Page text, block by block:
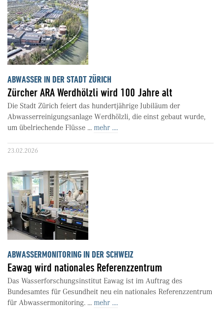
ABWASSER IN DER STADT ZÜRICH
Zürcher ARA Werdhölzli wird 100 Jahre alt
Die Stadt Zürich feiert das hundertjährige Jubiläum der
Abwasserreinigungsanlage Werdhölzli, die einst gebaut wurde,
um übelriechende Flüsse ... mehr ....
23.02.2026
ABWASSERMONITORING IN DER SCHWEIZ
Eawag wird nationales Referenzzentrum
Das Wasserforschungsinstitut Eawag ist im Auftrag des
Bundesamtes für Gesundheit neu ein nationales Referenzzentrum
für Abwassermonitoring. ... mehr ....